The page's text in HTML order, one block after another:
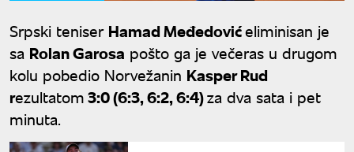
Srpski teniser Hamad Međedovićeliminisan je
sa Rolan Garosa pošto ga je večeras u drugom
kolu pobedio Norvežanin Kasper Rud
rezultatom3:0 (6:3, 6:2, 6:4)za dva sata i pet
minuta.